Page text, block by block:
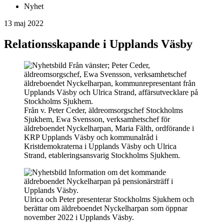
Nyhet
13 maj 2022
Relationsskapande i Upplands Väsby
Från v. Peter Ceder, äldreomsorgschef Stockholms
Sjukhem, Ewa Svensson, verksamhetschef för
äldreboendet Nyckelharpan, Maria Fälth, ordförande i
KRP Upplands Väsby och kommunalråd i
Kristdemokraterna i Upplands Väsby och Ulrica
Strand, etableringsansvarig Stockholms Sjukhem.
Ulrica och Peter presenterar Stockholms Sjukhem och
berättar om äldreboendet Nyckelharpan som öppnar
november 2022 i Upplands Väsby.